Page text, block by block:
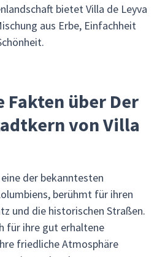
bietet Villa de Leyva
aus Erbe, Einfachheit
Fakten über Der
von Villa
der bekanntesten
berühmt für ihren
und die historischen Straßen.
für ihre gut erhaltene
friedliche Atmosphäre